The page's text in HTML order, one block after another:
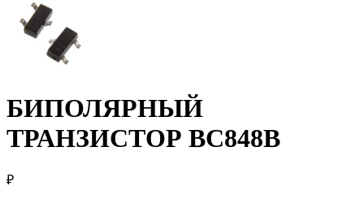
БИПОЛЯРНЫЙ
ТРАНЗИСТОР BC848B
₽